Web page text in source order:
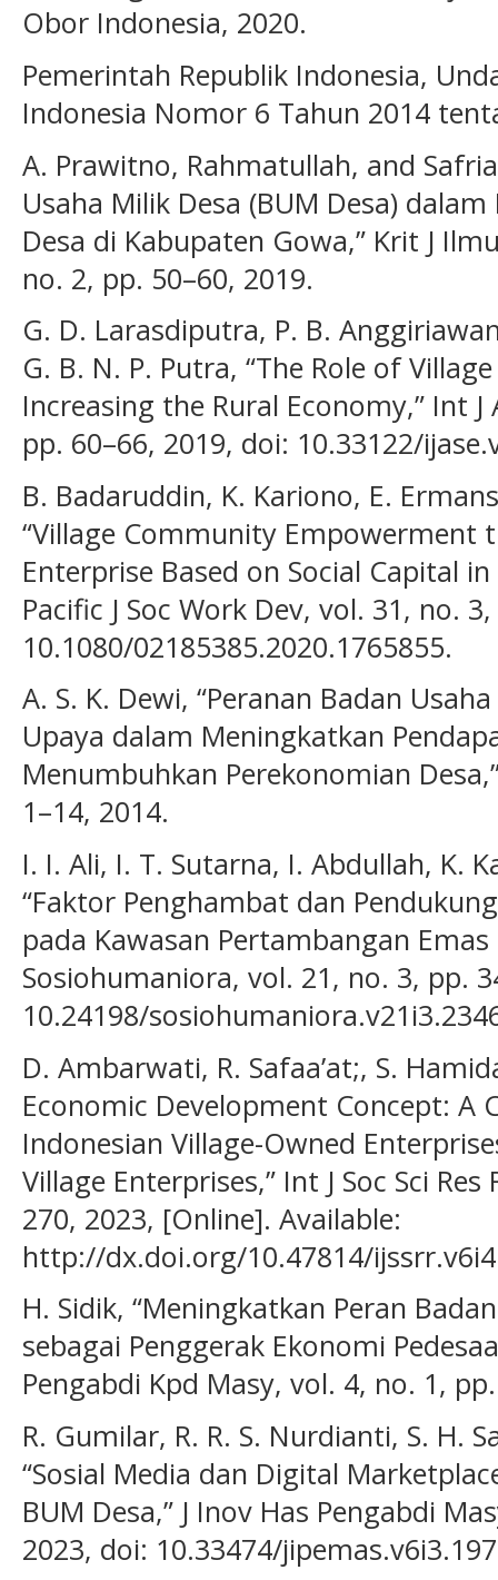
Obor Indonesia, 2020.
Pemerintah Republik Indonesia,
Indonesia Nomor 6 Tahun 2014
A. Prawitno, Rahmatullah, and
Usaha Milik Desa (BUM Desa)
Desa di Kabupaten Gowa,” Krit J
no. 2, pp. 50–60, 2019.
G. D. Larasdiputra, P. B.
G. B. N. P. Putra, “The Role of
Increasing the Rural Economy,” Int
pp. 60–66, 2019, doi: 10.33122/
B. Badaruddin, K. Kariono, E.
“Village Community Empowerment
Enterprise Based on Social Capital
Pacific J Soc Work Dev, vol. 31, no.
10.1080/02185385.2020.1765855.
A. S. K. Dewi, “Peranan Badan
Upaya dalam Meningkatkan
Menumbuhkan Perekonomian
1–14, 2014.
I. I. Ali, I. T. Sutarna, I. Abdullah, K.
“Faktor Penghambat dan
pada Kawasan Pertambangan
Sosiohumaniora, vol. 21, no. 3, pp.
10.24198/
D. Ambarwati, R. Safaa’at;, S.
Economic Development Concept: A
Indonesian Village-Owned
Village Enterprises,” Int J Soc Sci
270, 2023, [Online]. Available:
http://dx.doi.org/10.47814/
H. Sidik, “Meningkatkan Peran
sebagai Penggerak Ekonomi
Pengabdi Kpd Masy, vol. 4, no. 1,
R. Gumilar, R. R. S. Nurdianti, S. H.
“Sosial Media dan Digital
BUM Desa,” J Inov Has Pengabdi
2023, doi: 10.33474/